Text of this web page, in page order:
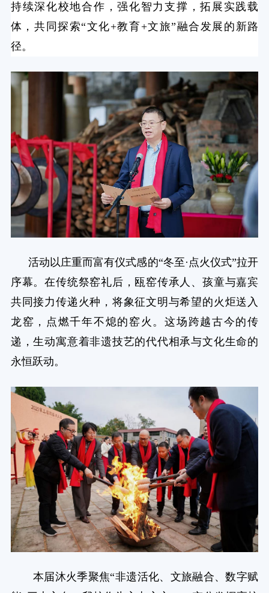
持续深化校地合作，强化智力支撑，拓展实践载
体，共同探索“文化+教育+文旅”融合发展的新路
径。
活动以庄重而富有仪式感的“冬至·点火仪式”拉开
序幕。在传统祭窑礼后，瓯窑传承人、孩童与嘉宾
共同接力传递火种，将象征文明与希望的火炬送入
龙窑，点燃千年不熄的窑火。这场跨越古今的传
递，生动寓意着非遗技艺的代代相承与文化生命的
永恒跃动。
本届沐火季聚焦“非遗活化、文旅融合、数字赋